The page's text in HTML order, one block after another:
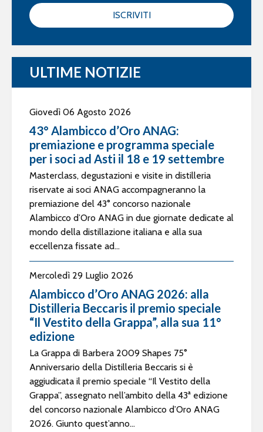
ISCRIVITI
ULTIME NOTIZIE
Giovedì 06 Agosto 2026
43° Alambicco d’Oro ANAG:
premiazione e programma speciale
per i soci ad Asti il 18 e 19 settembre
Masterclass, degustazioni e visite in distilleria
riservate ai soci ANAG accompagneranno la
premiazione del 43° concorso nazionale
Alambicco d’Oro ANAG in due giornate dedicate al
mondo della distillazione italiana e alla sua
eccellenza fissate ad...
Mercoledì 29 Luglio 2026
Alambicco d’Oro ANAG 2026: alla
Distilleria Beccaris il premio speciale
“Il Vestito della Grappa”, alla sua 11°
edizione
La Grappa di Barbera 2009 Shapes 75°
Anniversario della Distilleria Beccaris si è
aggiudicata il premio speciale “Il Vestito della
Grappa”, assegnato nell’ambito della 43ª edizione
del concorso nazionale Alambicco d’Oro ANAG
2026. Giunto quest’anno...